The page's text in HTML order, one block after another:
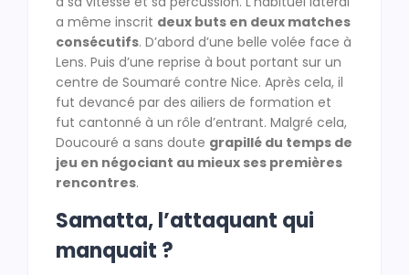
a même inscrit deux buts en deux matches
consécutifs. D’abord d’une belle volée face à
Lens. Puis d’une reprise à bout portant sur un
centre de Soumaré contre Nice. Après cela, il
fut devancé par des ailiers de formation et
fut cantonné à un rôle d’entrant. Malgré cela,
Doucouré a sans doute grapillé du temps de
jeu en négociant au mieux ses premières
rencontres.
Samatta, l’attaquant qui
manquait ?